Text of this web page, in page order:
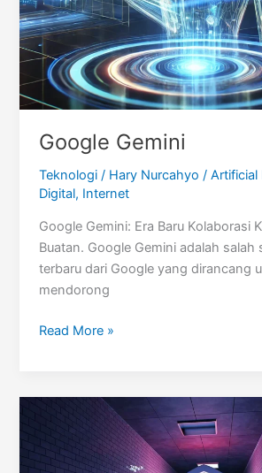
Google Gemini
Teknologi / Hary Nurcahyo /Artificial
Digital, Internet
Google Gemini: Era Baru Kolaborasi
Buatan. Google Gemini adalah salah
terbaru dari Google yang dirancang
mendorong
Google
Read More »